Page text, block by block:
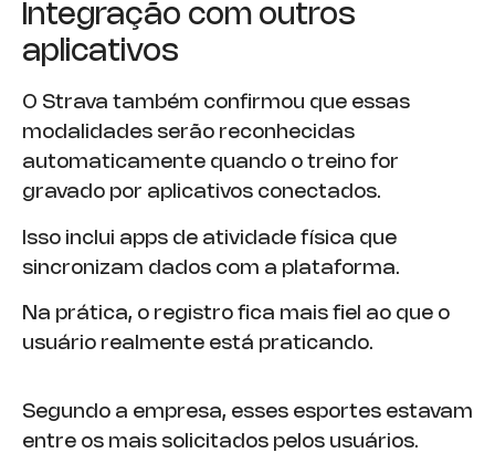
Integração com outros
aplicativos
O Strava também confirmou que essas
modalidades serão reconhecidas
automaticamente quando o treino for
gravado por aplicativos conectados.
Isso inclui apps de atividade física que
sincronizam dados com a plataforma.
Na prática, o registro fica mais fiel ao que o
usuário realmente está praticando.
Segundo a empresa, esses esportes estavam
entre os mais solicitados pelos usuários.